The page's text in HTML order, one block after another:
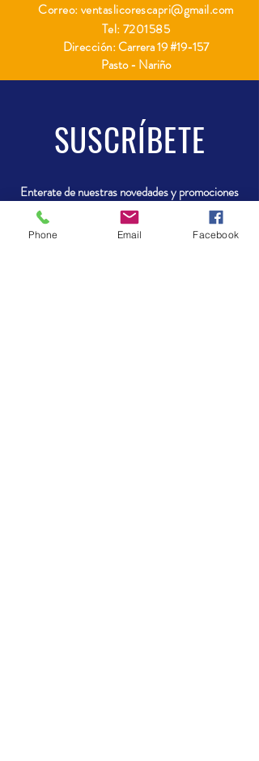
Correo:ventaslicorescapri@gmail.com
Tel:7201585
Dirección:Carrera 19 #19-157
Pasto - Nariño
SUSCRÍBETE
Enterate de nuestras novedades y promociones
Phone Email Facebook